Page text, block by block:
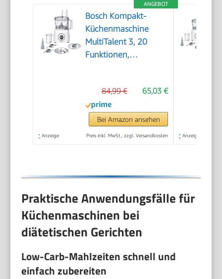
ANGEBOT
Bosch Kompakt-
Küchenmaschine
MultiTalent 3, 20
Funktionen,
Schneid-Raspel-
Wendescheibe,
Schlagscheibe
(Sahne), Einfüllhilfe,
65,03 €
84,99 €
Bei Amazon ansehen
* Anzeige Preis inkl. MwSt., zzgl. Versandkosten * Anzeige
Praktische Anwendungsfälle für
Küchenmaschinen bei
diätetischen Gerichten
Low-Carb-Mahlzeiten schnell und
einfach zubereiten